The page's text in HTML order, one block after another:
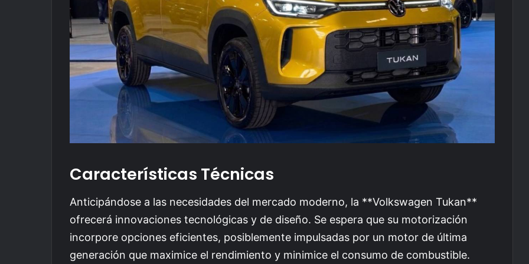
Características Técnicas
Anticipándose a las necesidades del mercado moderno, la **Volkswagen Tukan**
ofrecerá innovaciones tecnológicas y de diseño. Se espera que su motorización
incorpore opciones eficientes, posiblemente impulsadas por un motor de última
generación que maximice el rendimiento y minimice el consumo de combustible.